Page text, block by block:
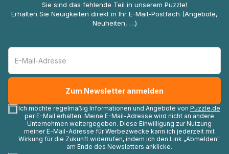
Sie sind das fehlende Teil in unserem Puzzle!
Erhalten Sie Neuigkeiten direkt in Ihr E-Mail-Postfach (Angebote,
Neuheiten, …)
Ich möchte regelmäßig Informationen und Angebote von Puzzle.de
per E-Mail erhalten. Meine E-Mail-Adresse wird nicht an andere
Unternehmen weitergegeben. Diese Einwilligung zur Nutzung
meiner E-Mail-Adresse für Werbezwecke kann ich jederzeit mit
Wirkung für die Zukunft widerrufen, indem ich den Link „Abmelden"
am Ende des Newsletters anklicke.